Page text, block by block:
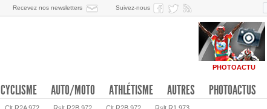
Recevez nos newsletters Suivez-nous
PHOTOACTU
CYCLISME AUTO/MOTO ATHLÉTISME AUTRES PHOTOACTUS